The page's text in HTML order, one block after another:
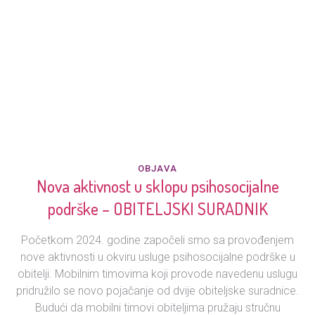
OBJAVA
Nova aktivnost u sklopu psihosocijalne
podrške – OBITELJSKI SURADNIK
Početkom 2024. godine započeli smo sa provođenjem
nove aktivnosti u okviru usluge psihosocijalne podrške u
obitelji. Mobilnim timovima koji provode navedenu uslugu
pridružilo se novo pojačanje od dvije obiteljske suradnice.
Budući da mobilni timovi obiteljima pružaju stručnu